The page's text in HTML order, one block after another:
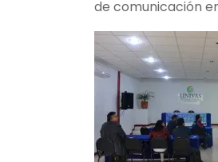
de comunicación